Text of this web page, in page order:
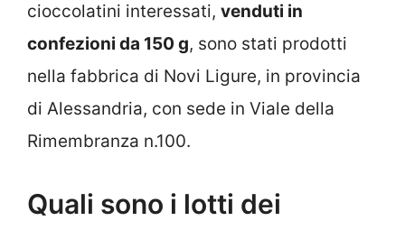
cioccolatini interessati, venduti in
confezioni da 150 g, sono stati prodotti
nella fabbrica di Novi Ligure, in provincia
di Alessandria, con sede in Viale della
Rimembranza n.100.
Quali sono i lotti dei